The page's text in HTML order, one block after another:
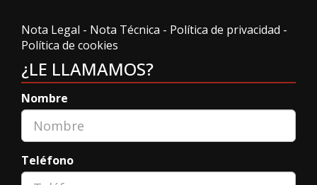
Nota Legal - Nota Técnica - Política de privacidad -
Política de cookies
¿LE LLAMAMOS?
Nombre
Teléfono